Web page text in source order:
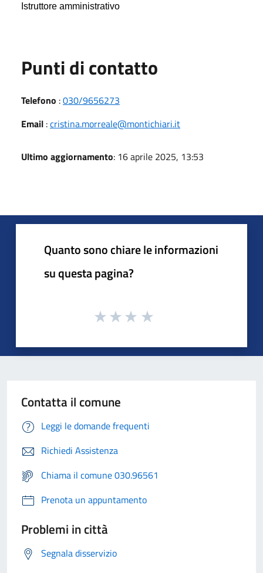
Istruttore amministrativo
Punti di contatto
Telefono :030/9656273
Email :cristina.morreale@montichiari.it
Ultimo aggiornamento: 16 aprile 2025, 13:53
Quanto sono chiare le informazioni
su questa pagina?
Contatta il comune
Leggi le domande frequenti
Richiedi Assistenza
Chiama il comune 030.96561
Prenota un appuntamento
Problemi in città
Segnala disservizio